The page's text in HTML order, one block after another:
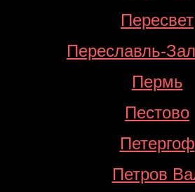
Пересвет
Переславль-
Пермь
Пестово
Петергоф
Петров